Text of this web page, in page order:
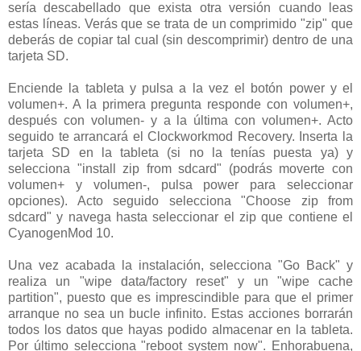
sería descabellado que exista otra versión cuando leas
estas líneas. Verás que se trata de un comprimido "zip" que
deberás de copiar tal cual (sin descomprimir) dentro de una
tarjeta SD.
Enciende la tableta y pulsa a la vez el botón power y el
volumen+. A la primera pregunta responde con volumen+,
después con volumen- y a la última con volumen+. Acto
seguido te arrancará el Clockworkmod Recovery. Inserta la
tarjeta SD en la tableta (si no la tenías puesta ya) y
selecciona "install zip from sdcard" (podrás moverte con
volumen+ y volumen-, pulsa power para seleccionar
opciones). Acto seguido selecciona "Choose zip from
sdcard" y navega hasta seleccionar el zip que contiene el
CyanogenMod 10.
Una vez acabada la instalación, selecciona "Go Back" y
realiza un "wipe data/factory reset" y un "wipe cache
partition", puesto que es imprescindible para que el primer
arranque no sea un bucle infinito. Estas acciones borrarán
todos los datos que hayas podido almacenar en la tableta.
Por último selecciona "reboot system now". Enhorabuena,